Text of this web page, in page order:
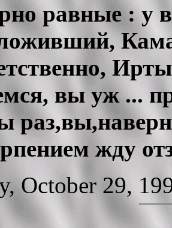
равные : у
вы уж ...
жду
October 29,